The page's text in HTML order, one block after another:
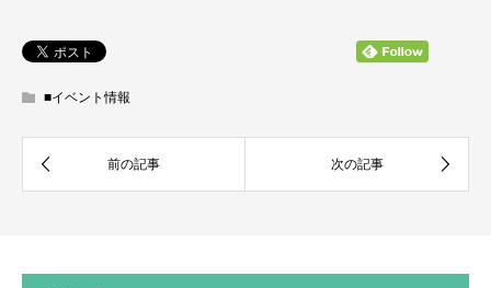
■イベント情報